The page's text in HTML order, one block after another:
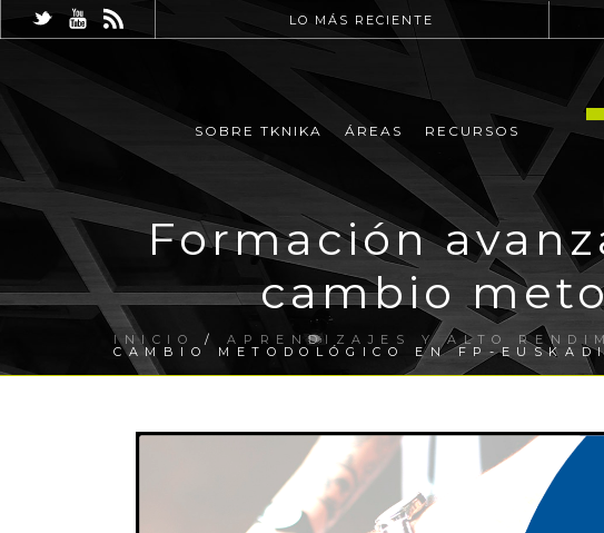
LO MÁS RECIENTE
SOBRE TKNIKA ÁREAS RECURSOS
Formación
cambio
INICIO /APRENDIZAJES Y ALTO
CAMBIO METODOLÓGICO EN FP-EUSKADI